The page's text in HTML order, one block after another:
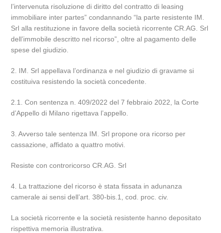
l’intervenuta risoluzione di diritto del contratto di leasing
immobiliare inter partes” condannando “la parte resistente IM.
Srl alla restituzione in favore della società ricorrente CR.AG. Srl
dell’immobile descritto nel ricorso”, oltre al pagamento delle
spese del giudizio.
2. IM. Srl appellava l’ordinanza e nel giudizio di gravame si
costituiva resistendo la società concedente.
2.1. Con sentenza n. 409/2022 del 7 febbraio 2022, la Corte
d’Appello di Milano rigettava l’appello.
3. Avverso tale sentenza IM. Srl propone ora ricorso per
cassazione, affidato a quattro motivi.
Resiste con controricorso CR.AG. Srl
4. La trattazione del ricorso è stata fissata in adunanza
camerale ai sensi dell’art. 380-bis.1, cod. proc. civ.
La società ricorrente e la società resistente hanno depositato
rispettiva memoria illustrativa.